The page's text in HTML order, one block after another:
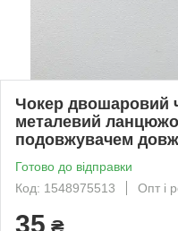
Чокер двошаровий
металевий
подовжувачем
Готово до відправки
Код: 1548975513
Опт і
35